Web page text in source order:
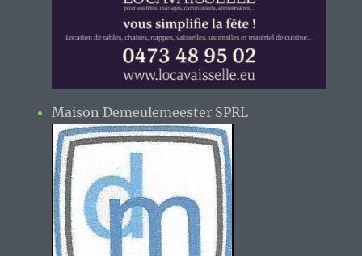
Maison Demeulemeester SPRL